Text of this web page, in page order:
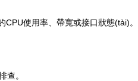
使用率、帶寬或接口狀態(tài)
查。